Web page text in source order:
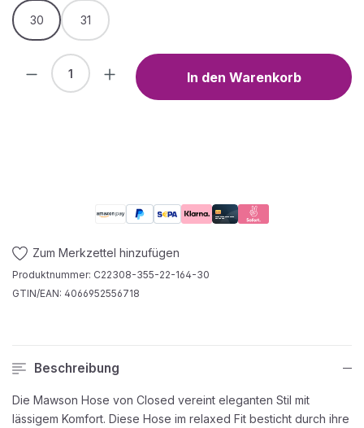
30 31
Produkt Anzahl: Gib den gewünschten
In den Warenkorb
Zum Merkzettel hinzufügen
Produktnummer: C22308-355-22-164-30
GTIN/EAN: 4066952556718
Beschreibung
Die Mawson Hose von Closed vereint eleganten Stil mit
lässigem Komfort. Diese Hose im relaxed Fit besticht durch ihre